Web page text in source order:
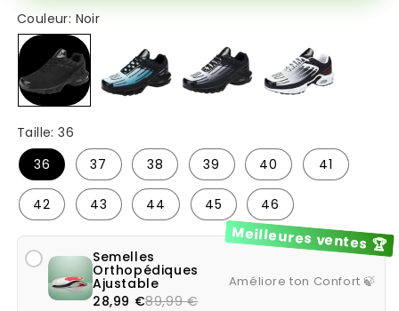
Couleur: Noir
Noir Bleu Noir et Gris Noir Rouge
Taille:36
36
37 38 39 40 41
42 43 44 45 46
Meilleures ventes 🏆
Semelles
Orthopédiques
Ajustable
28,99 €89,99 €
Améliore ton Confort 🍃